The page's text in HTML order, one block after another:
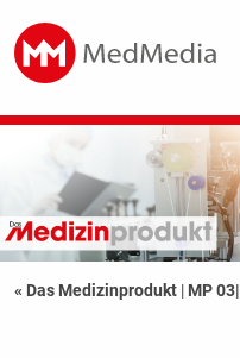
« Das Medizinprodukt | MP